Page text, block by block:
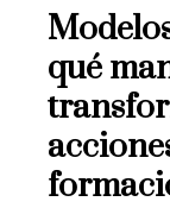
qué